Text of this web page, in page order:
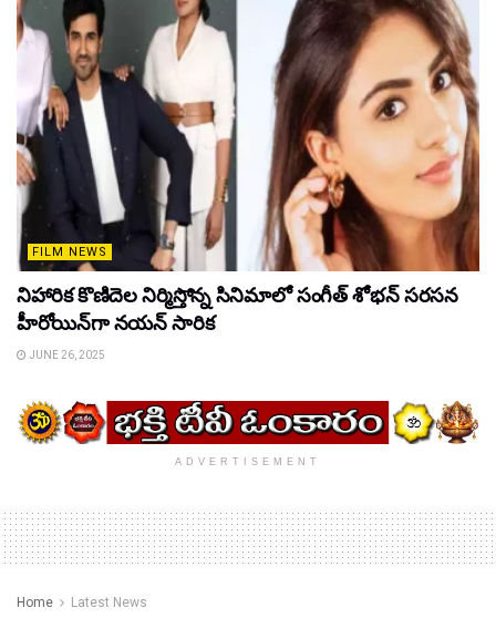
FILM NEWS
నిహారిక కొణిదెల నిర్మిస్తోన్న సినిమాలో సంగీత్ శోభన్ సరసన
హీరోయిన్‌గా నయన్ సారిక
JUNE 26, 2025
ADVERTISEMENT
Home Latest News